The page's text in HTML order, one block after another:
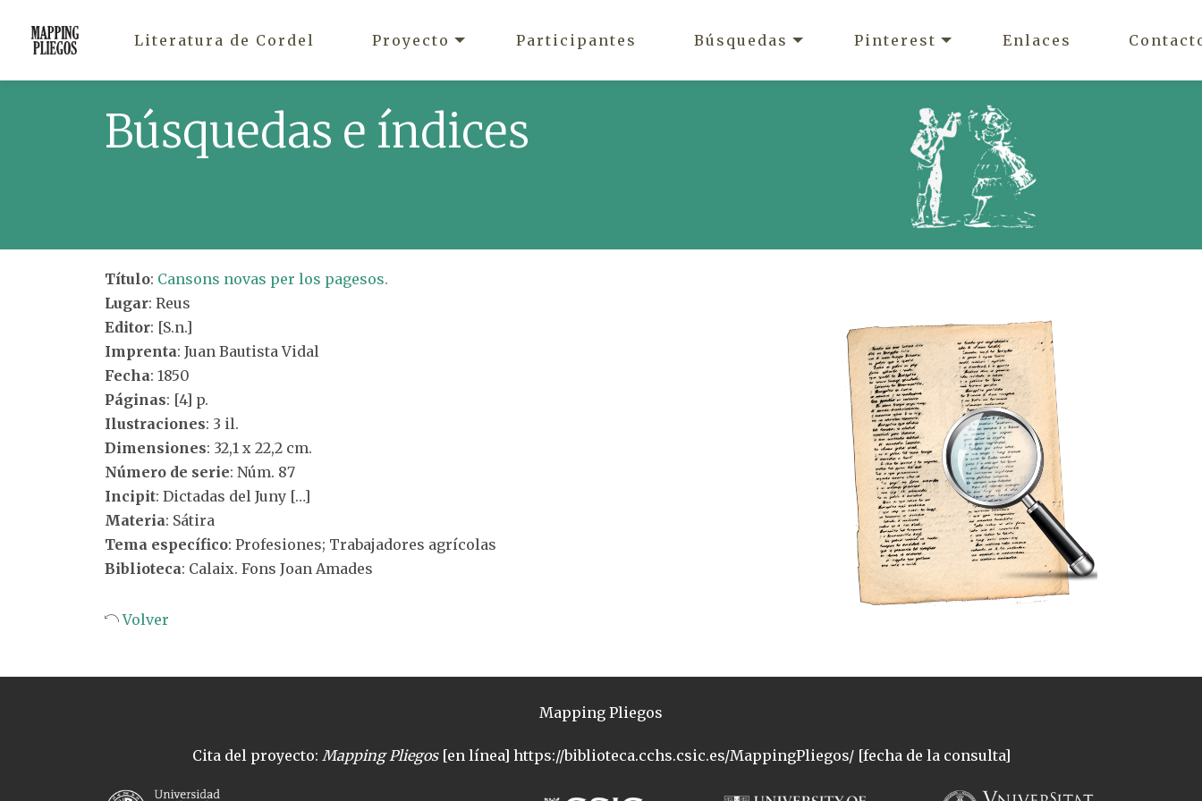
Literatura de Cordel Proyecto Participantes Búsquedas Pinterest Enlaces
Búsquedas e índices
Título: Cansons novas per los pagesos.
Lugar: Reus
Editor: [S.n.]
Imprenta: Juan Bautista Vidal
Fecha: 1850
Páginas: [4] p.
Ilustraciones: 3 il.
Dimensiones: 32,1 x 22,2 cm.
Número de serie: Núm. 87
Incipit: Dictadas del Juny […]
Materia: Sátira
Tema específico: Profesiones; Trabajadores agrícolas
Biblioteca: Calaix. Fons Joan Amades
Volver
Mapping Pliegos
Cita del proyecto: Mapping Pliegos[en línea] https://biblioteca.cchs.csic.es/MappingPliegos/ [fecha de la consulta]